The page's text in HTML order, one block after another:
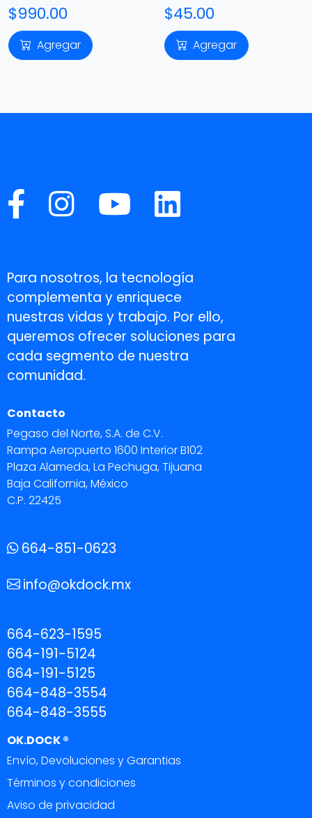
$990.00
Agregar
$45.00
Agregar
Para nosotros, la tecnología
complementa y enriquece
nuestras vidas y trabajo. Por ello,
queremos ofrecer soluciones para
cada segmento de nuestra
comunidad.
Contacto
Pegaso del Norte, S.A. de C.V.
Rampa Aeropuerto 1600 Interior B102
Plaza Alameda, La Pechuga, Tijuana
Baja California, México
C.P. 22425
664-851-0623
info@okdock.mx
664-623-1595
664-191-5124
664-191-5125
664-848-3554
664-848-3555
OK.DOCK ®
Envío, Devoluciones y Garantias
Términos y condiciones
Aviso de privacidad